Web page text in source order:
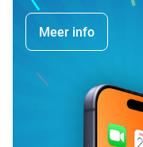
Meer info